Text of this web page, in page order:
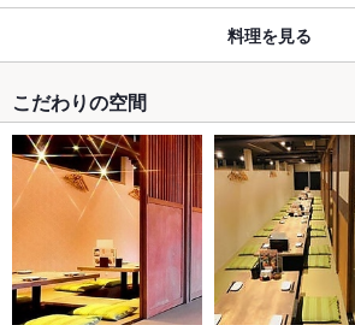
料理を見る
こだわりの空間